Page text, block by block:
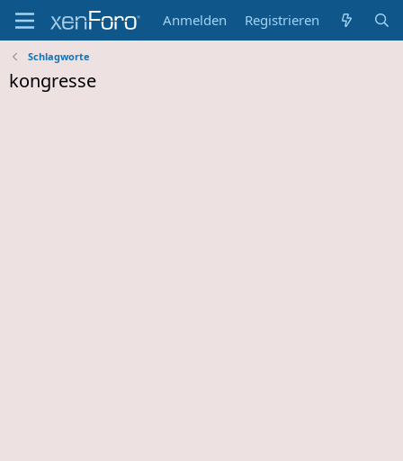
Anmelden Registrieren
Schlagworte
kongresse